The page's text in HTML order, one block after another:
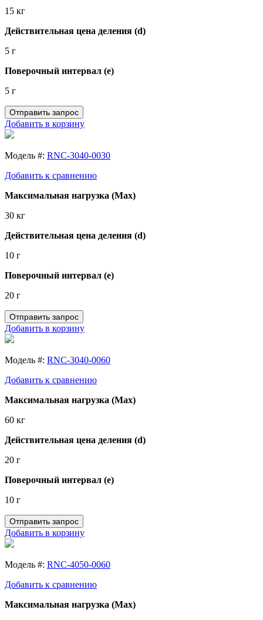
15 кг
Действительная цена деления (d)
5 г
Поверочный интервал (e)
5 г
Отправить запрос
Добавить в корзину
Модель #: RNC-3040-0030
Добавить к сравнению
Максимальная нагрузка (Max)
30 кг
Действительная цена деления (d)
10 г
Поверочный интервал (e)
20 г
Отправить запрос
Добавить в корзину
Модель #: RNC-3040-0060
Добавить к сравнению
Максимальная нагрузка (Max)
60 кг
Действительная цена деления (d)
20 г
Поверочный интервал (e)
10 г
Отправить запрос
Добавить в корзину
Модель #: RNC-4050-0060
Добавить к сравнению
Максимальная нагрузка (Max)